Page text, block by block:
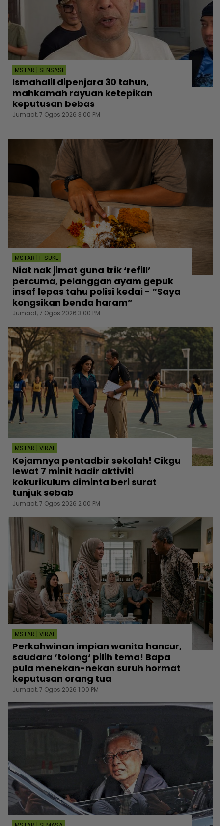
MSTAR | SENSASI
Ismahalil dipenjara 30 tahun,
mahkamah rayuan ketepikan
keputusan bebas
Jumaat, 7 Ogos 2026 3:00 PM
MSTAR | I-SUKE
Niat nak jimat guna trik ‘refill’
percuma, pelanggan ayam gepuk
insaf lepas tahu polisi kedai - “Saya
kongsikan benda haram”
Jumaat, 7 Ogos 2026 3:00 PM
MSTAR | VIRAL
Kejamnya pentadbir sekolah! Cikgu
lewat 7 minit hadir aktiviti
kokurikulum diminta beri surat
tunjuk sebab
Jumaat, 7 Ogos 2026 2:00 PM
MSTAR | VIRAL
Perkahwinan impian wanita hancur,
saudara ‘tolong‘ pilih tema! Bapa
pula menekan-nekan suruh hormat
keputusan orang tua
Jumaat, 7 Ogos 2026 1:00 PM